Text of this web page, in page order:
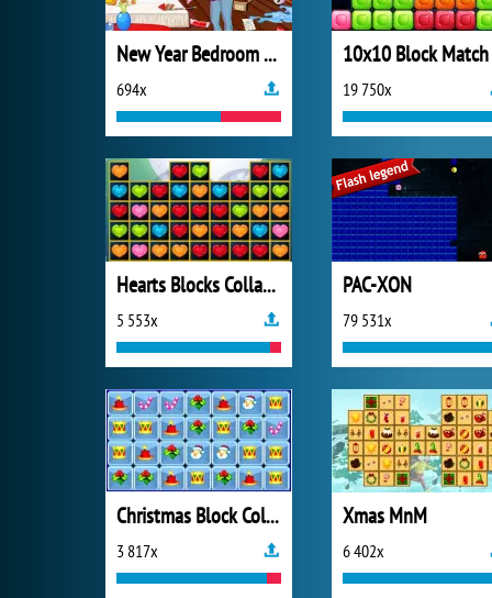
New Year Bedroom Cleaning
694x
10x10 Block Match
19 750x
Hearts Blocks Collapse
5 553x
PAC-XON
79 531x
Christmas Block Collapse
3 817x
Xmas MnM
6 402x